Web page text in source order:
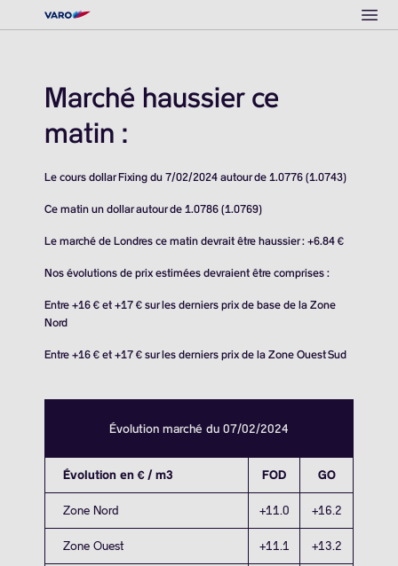
Marché haussier ce
matin :
Le cours dollar Fixing du 7/02/2024 autour de 1.0776 (1.0743)
Ce matin un dollar autour de 1.0786 (1.0769)
Le marché de Londres ce matin devrait être haussier : +6.84 €
Nos évolutions de prix estimées devraient être comprises :
Entre +16 € et +17 € sur les derniers prix de base de la Zone
Nord
Entre +16 € et +17 € sur les derniers prix de la Zone Ouest Sud
Évolution marché du 07/02/2024
Évolution en € / m3 FOD GO
Zone Nord +11.0 +16.2
Zone Ouest +11.1 +13.2